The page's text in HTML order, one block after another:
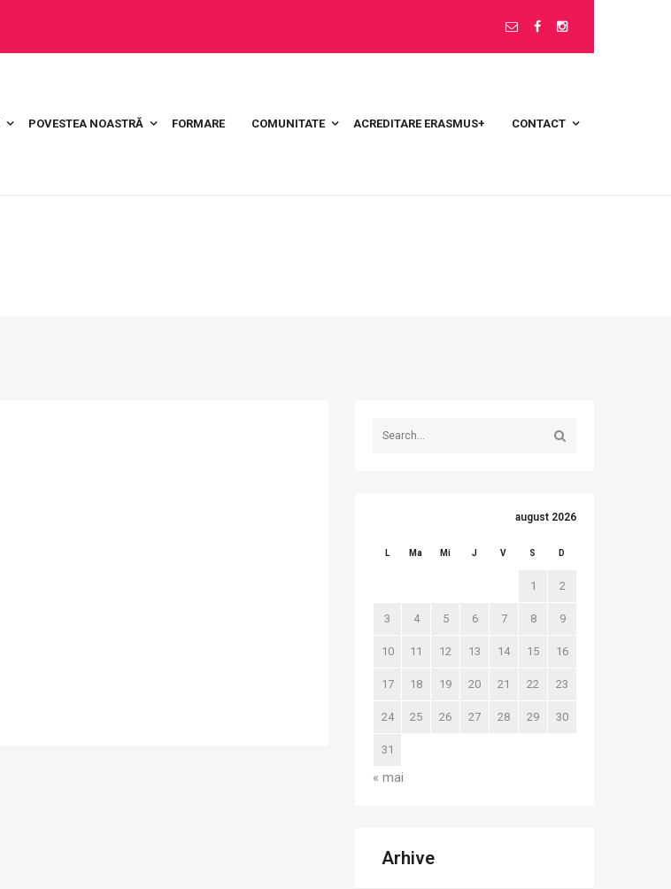
POVESTEA NOASTRĂ FORMARE COMUNITATE ACREDITARE ERASMUS+ CONTACT
august 2026
L Ma Mi J V S D
1 2
3 4 5 6 7 8 9
10 11 12 13 14 15 16
17 18 19 20 21 22 23
24 25 26 27 28 29 30
31
« mai
Arhive